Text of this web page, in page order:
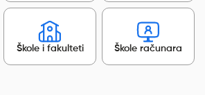
Škole i fakulteti Škole računara